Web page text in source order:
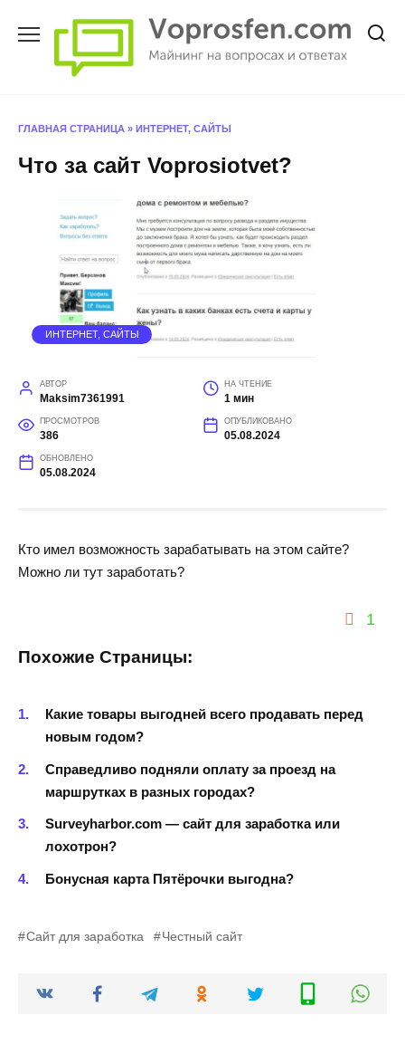
ГЛАВНАЯ СТРАНИЦА » ИНТЕРНЕТ, САЙТЫ
Что за сайт Voprosiotvet?
ИНТЕРНЕТ, САЙТЫ
АВТОР
Maksim7361991
НА ЧТЕНИЕ
1 мин
ПРОСМОТРОВ
386
ОПУБЛИКОВАНО
05.08.2024
ОБНОВЛЕНО
05.08.2024
Кто имел возможность зарабатывать на этом сайте?
Можно ли тут заработать?
1
Похожие Страницы:
Какие товары выгодней всего продавать перед
новым годом?
Справедливо подняли оплату за проезд на
маршрутках в разных городах?
Surveyharbor.com — сайт для заработка или
лохотрон?
Бонусная карта Пятёрочки выгодна?
Сайт для заработка Честный сайт